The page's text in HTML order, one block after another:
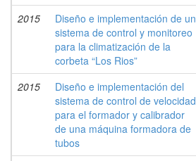
2015
Diseño e implementación de un
sistema de control y monitoreo
para la climatización de la
corbeta “Los Rios”
2015
Diseño e implementación del
sistema de control de velocidad
para el formador y calibrador
de una máquina formadora de
tubos